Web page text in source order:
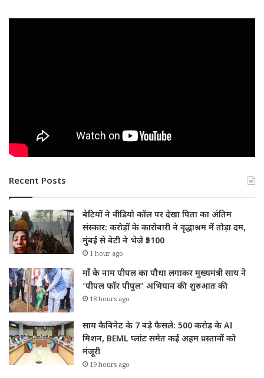
Recent Posts
बेटियों ने वीडियो कॉल पर देखा पिता का अंतिम
संस्कार: करोड़ों के कारोबारी ने वृद्धाश्रम में तोड़ा दम,
मुंबई से बेटी ने भेजे ₹5100
1 hour ago
माँ के नाम पीपल का पौधा लगाकर मुख्यमंत्री साय ने
‘पीपल फॉर पीपुल’ अभियान की शुरुआत की
18 hours ago
साय कैबिनेट के 7 बड़े फैसले: 500 करोड़ के AI
मिशन, BEML प्लांट समेत कई अहम प्रस्तावों को
मंजूरी
19 hours ago